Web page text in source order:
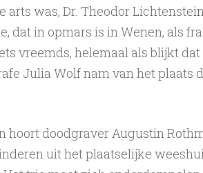
arts was, Dr. Theodor
dat in opmars is in Wenen, als
vreemds, helemaal als blijkt dat
Julia Wolf nam van het plaats
hoort doodgraver Augustin
uit het plaatselijke